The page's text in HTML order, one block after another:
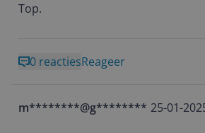
Top.
0 reactiesReageer
m********@g******** 25-01-